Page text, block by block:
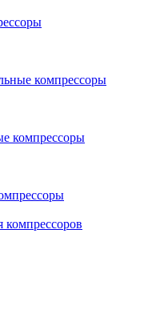
компрессоры
компрессоры
компрессоров